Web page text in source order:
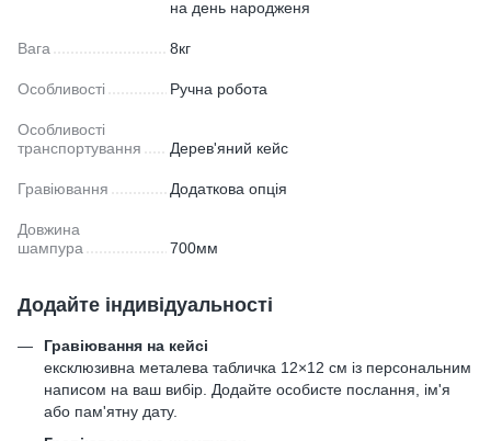
на день народженя
Вага 8кг
Особливості Ручна робота
Особливості
транспортування
Дерев'яний кейс
Гравіювання Додаткова опція
Довжина
шампура
700мм
Додайте індивідуальності
Гравіювання на кейсі
ексклюзивна металева табличка 12×12 см із персональним
написом на ваш вибір. Додайте особисте послання, ім'я
або пам'ятну дату.